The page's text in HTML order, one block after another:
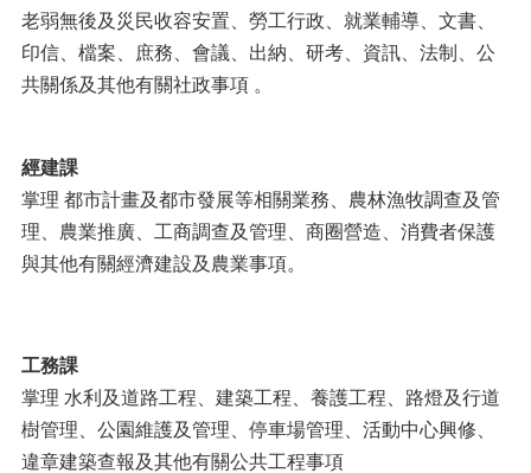
老弱無後及災民收容安置、勞工行政、就業輔導、文書、
印信、檔案、庶務、會議、出納、研考、資訊、法制、公
共關係及其他有關社政事項 。
經建課
掌理 都市計畫及都市發展等相關業務、農林漁牧調查及管
理、農業推廣、工商調查及管理、商圈營造、消費者保護
與其他有關經濟建設及農業事項。
工務課
掌理 水利及道路工程、建築工程、養護工程、路燈及行道
樹管理、公園維護及管理、停車場管理、活動中心興修、
違章建築查報及其他有關公共工程事項